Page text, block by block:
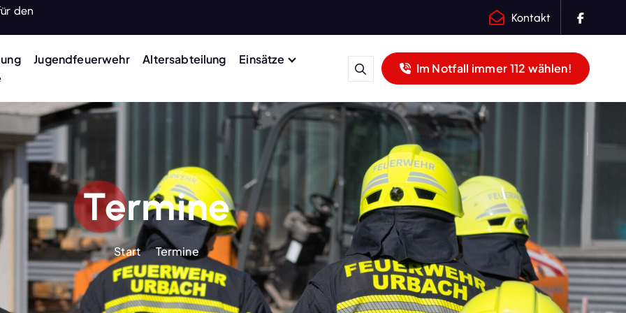
den
Kontakt
Jugendfeuerwehr Altersabteilung
Einsätze
Im Notfall immer 112 wählen!
Termine
Start Termine